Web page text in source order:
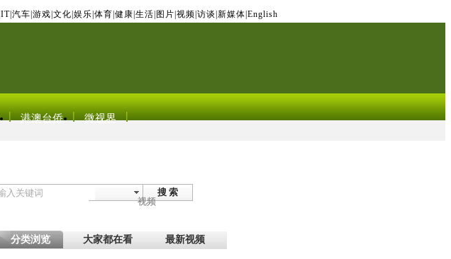
IT| 汽车 游戏 文化 娱乐 体育 健康 生活 图片 视频 访谈 新媒体 English
港澳台侨 微视界
搜 索
视频
分类浏览 大家都在看 最新视频